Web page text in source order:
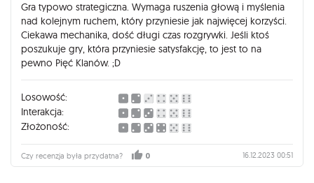
Gra typowo strategiczna. Wymaga ruszenia głową i myślenia
nad kolejnym ruchem, który przyniesie jak najwięcej korzyści.
Ciekawa mechanika, dość długi czas rozgrywki. Jeśli ktoś
poszukuje gry, która przyniesie satysfakcję, to jest to na
pewno Pięć Klanów. ;D
Losowość:
Interakcja:
Złożoność:
Czy recenzja była przydatna? 0 16.12.2023 00:51